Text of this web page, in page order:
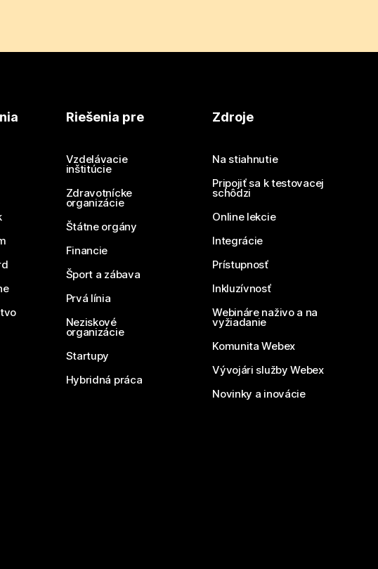
Riešenia pre
Vzdelávacie
inštitúcie
Zdravotnícke
organizácie
Štátne orgány
Financie
Šport a zábava
Prvá línia
Neziskové
organizácie
Startupy
Hybridná práca
Zdroje
Na stiahnutie
Pripojiť sa k testovacej
schôdzi
Online lekcie
Integrácie
Prístupnosť
Inkluzívnosť
Webináre naživo a na
vyžiadanie
Komunita Webex
Vývojári služby Webex
Novinky a inovácie